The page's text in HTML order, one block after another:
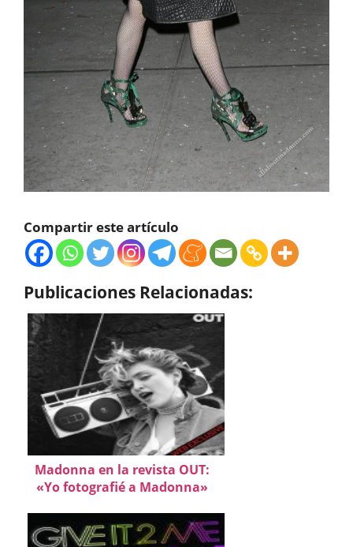
Compartir este artículo
Publicaciones Relacionadas:
Madonna en la revista OUT:
«Yo fotografié a Madonna»